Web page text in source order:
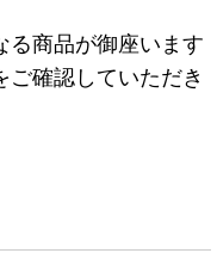
る商品が御座います
確認していただき